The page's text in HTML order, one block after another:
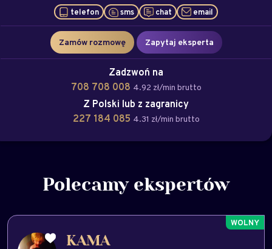
telefon sms chat email
Zamów rozmowę Zapytaj eksperta
Zadzwoń na
708 708 008 4.92 zł/min brutto
Z Polski lub z zagranicy
227 184 085 4.31 zł/min brutto
Polecamy ekspertów
KAMA